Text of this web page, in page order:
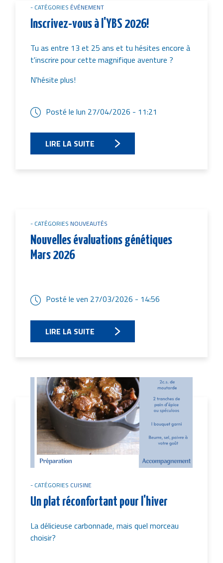
CATÉGORIES ÉVÉNEMENT
Inscrivez-vous à l'YBS 2026!
Tu as entre 13 et 25 ans et tu hésites encore à
t'inscrire pour cette magnifique aventure ?
N'hésite plus!
Posté le lun 27/04/2026 - 11:21
LIRE LA SUITE
CATÉGORIES NOUVEAUTÉS
Nouvelles évaluations génétiques
Mars 2026
Posté le ven 27/03/2026 - 14:56
LIRE LA SUITE
Image
CATÉGORIES CUISINE
Un plat réconfortant pour l'hiver
La délicieuse carbonnade, mais quel morceau
choisir?